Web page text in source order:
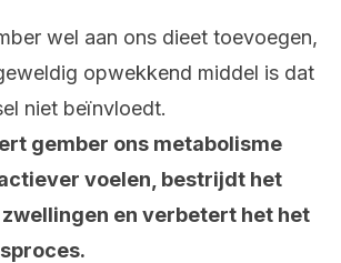
wel aan ons dieet toevoegen,
opwekkend middel is dat
niet beïnvloedt.
gember ons metabolisme
voelen, bestrijdt het
en verbetert het het